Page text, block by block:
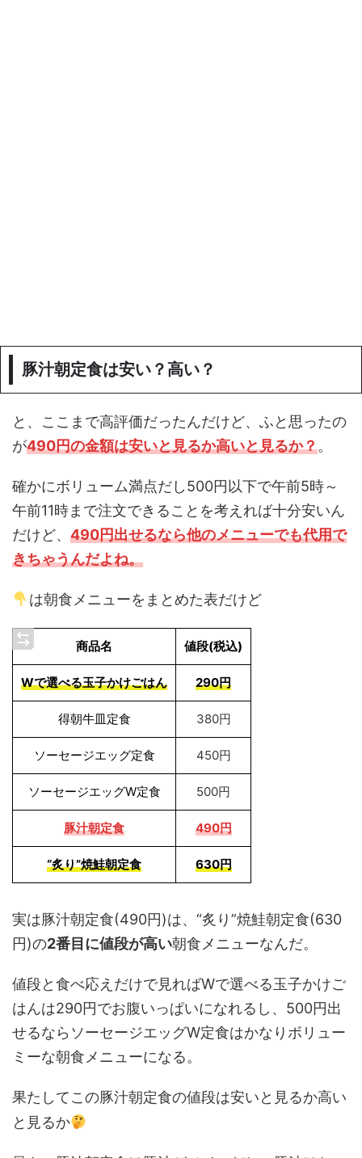
豚汁朝定食は安い？高い？
と、ここまで高評価だったんだけど、ふと思ったの
が490円の金額は安いと見るか高いと見るか？。
確かにボリューム満点だし500円以下で午前5時～
午前11時まで注文できることを考えれば十分安いん
だけど、 490円出せるなら他のメニューでも代用で
きちゃうんだよね。
は朝食メニューをまとめた表だけど
商品名 値段(税込)
Wで選べる玉子かけごはん 290円
得朝牛皿定食 380円
ソーセージエッグ定食 450円
ソーセージエッグW定食 500円
豚汁朝定食 490円
“炙り”焼鮭朝定食 630円
実は豚汁朝定食(490円)は、“炙り”焼鮭朝定食(630
円)の2番目に値段が高い朝食メニューなんだ。
値段と食べ応えだけで見ればWで選べる玉子かけご
はんは290円でお腹いっぱいになれるし、500円出
せるならソーセージエッグW定食はかなりボリュー
ミーな朝食メニューになる。
果たしてこの豚汁朝定食の値段は安いと見るか高い
と見るか